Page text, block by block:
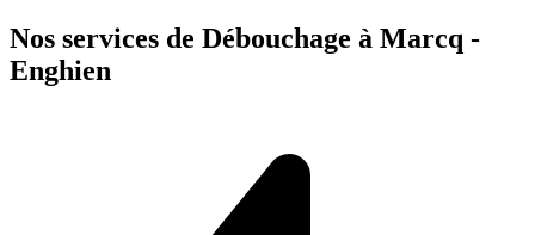
Nos services de Débouchage à Marcq -
Enghien